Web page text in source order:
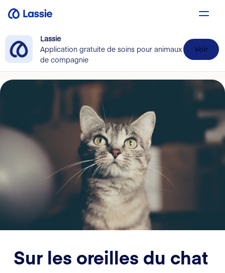
Lassie
Application gratuite de soins pour animaux
de compagnie
Voir
Sur les oreilles du chat